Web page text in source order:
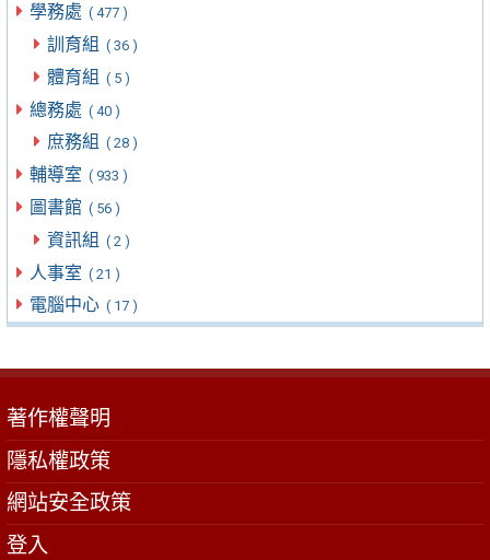
學務處 ( 477 )
訓育組 ( 36 )
體育組 ( 5 )
總務處 ( 40 )
庶務組 ( 28 )
輔導室 ( 933 )
圖書館 ( 56 )
資訊組 ( 2 )
人事室 ( 21 )
電腦中心 ( 17 )
著作權聲明
隱私權政策
網站安全政策
登入